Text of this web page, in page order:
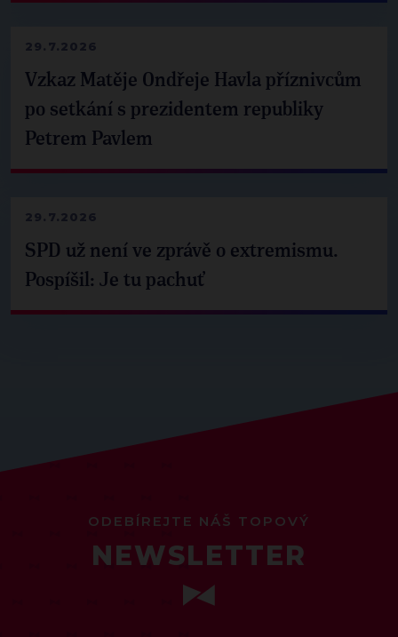
29.7.2026
Vzkaz Matěje Ondřeje Havla příznivcům
po setkání s prezidentem republiky
Petrem Pavlem
29.7.2026
SPD už není ve zprávě o extremismu.
Pospíšil: Je tu pachuť
ODEBÍREJTE NÁŠ TOPOVÝ
NEWSLETTER